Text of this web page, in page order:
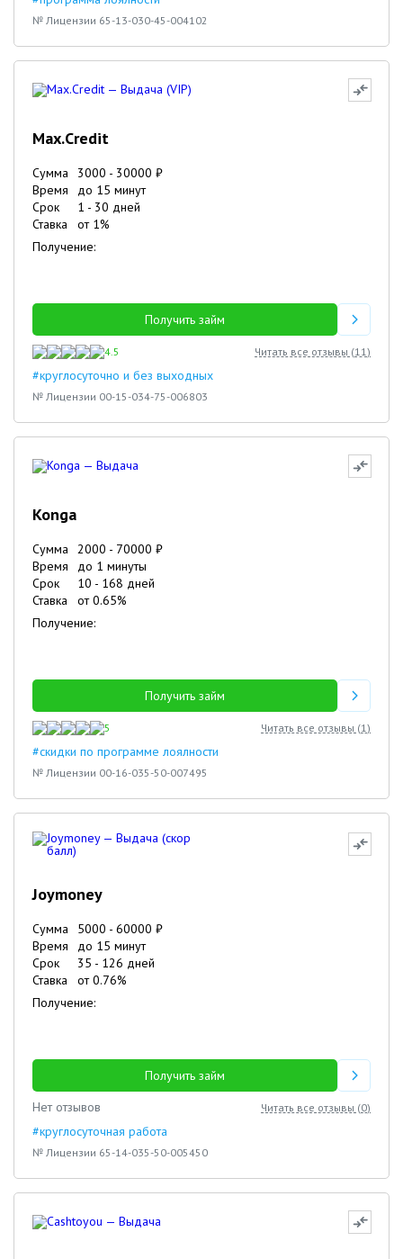
№ Лицензии 65-13-030-45-004102
Max.Credit
Сумма 3000 - 30000 ₽
Время
до 15 минут
Срок
1 - 30 дней
Ставка
от 1%
Получение:
Получить займ
4.5 Читать все отзывы (11)
#круглосуточно и без выходных
№ Лицензии 00-15-034-75-006803
Konga
Сумма 2000 - 70000 ₽
Время
до 1 минуты
Срок
10 - 168 дней
Ставка
от0.65%
Получение:
Получить займ
5 Читать все отзывы (1)
#скидки по программе лоялности
№ Лицензии 00-16-035-50-007495
Joymoney
Сумма 5000 - 60000 ₽
Время
до 15 минут
Срок
35 - 126 дней
Ставка
от0.76%
Получение:
Получить займ
Нет отзывов
Читать все отзывы (0)
#круглосуточная работа
№ Лицензии 65-14-035-50-005450